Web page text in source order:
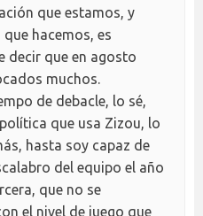
que estamos, y
hacemos, es
decir que en agosto
muchos.
de debacle, lo sé,
que usa Zizou, lo
hasta soy capaz de
del equipo el año
que no se
el nivel de juego que